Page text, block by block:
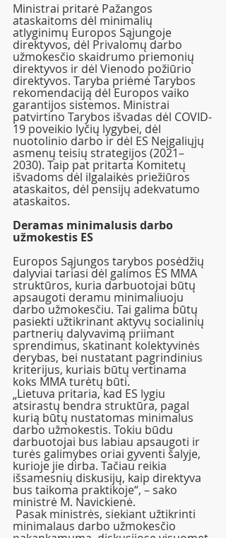
Ministrai pritarė Pažangos
ataskaitoms dėl minimalių
atlyginimų Europos Sąjungoje
direktyvos, dėl Privalomų darbo
užmokesčio skaidrumo priemonių
direktyvos ir dėl Vienodo požiūrio
direktyvos. Taryba priėmė Tarybos
rekomendaciją dėl Europos vaiko
garantijos sistemos. Ministrai
patvirtino Tarybos išvadas dėl COVID-
19 poveikio lyčių lygybei, dėl
nuotolinio darbo ir dėl ES Neįgaliųjų
asmenų teisių strategijos (2021–
2030). Taip pat pritarta Komitetų
išvadoms dėl ilgalaikės priežiūros
ataskaitos, dėl pensijų adekvatumo
ataskaitos.
Deramas minimalusis darbo
užmokestis ES
Europos Sąjungos tarybos posėdžių
dalyviai tariasi dėl galimos ES MMA
struktūros, kuria darbuotojai būtų
apsaugoti deramu minimaliuoju
darbo užmokesčiu. Tai galima būtų
pasiekti užtikrinant aktyvų socialinių
partnerių dalyvavimą priimant
sprendimus, skatinant kolektyvinės
derybas, bei nustatant pagrindinius
kriterijus, kuriais būtų vertinama
koks MMA turėtų būti.
„Lietuva pritaria, kad ES lygiu
atsirastų bendra struktūra, pagal
kurią būtų nustatomas minimalus
darbo užmokestis. Tokiu būdu
darbuotojai bus labiau apsaugoti ir
turės galimybes oriai gyventi šalyje,
kurioje jie dirba. Tačiau reikia
išsamesnių diskusijų, kaip direktyva
bus taikoma praktikoje“, – sako
ministrė M. Navickienė.
minimalaus darbo užmokesčio